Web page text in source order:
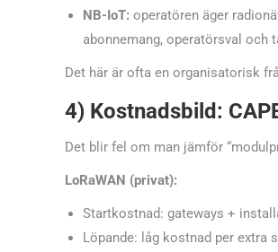
NB-IoT: operatören äger
abonnemang, operatörsval och
Det här är ofta en organisatorisk
4) Kostnadsbild:
Det blir fel om man jämför
LoRaWAN (privat):
Startkostnad: gateways +
Löpande: låg kostnad per extra